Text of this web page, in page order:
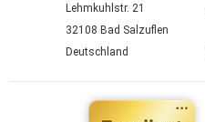
Lehmkuhlstr. 21
32108 Bad Salzuflen
Deutschland